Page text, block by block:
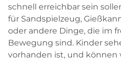
schnell erreichbar sein
für Sandspielzeug,
oder andere Dinge, die im
Bewegung sind. Kinder
vorhanden ist, und können